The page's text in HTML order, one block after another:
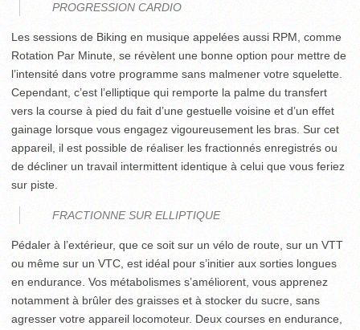
PROGRESSION CARDIO
Les sessions de Biking en musique appelées aussi RPM, comme
Rotation Par Minute, se révèlent une bonne option pour mettre de
l’intensité dans votre programme sans malmener votre squelette.
Cependant, c’est l’elliptique qui remporte la palme du transfert
vers la course à pied du fait d’une gestuelle voisine et d’un effet
gainage lorsque vous engagez vigoureusement les bras. Sur cet
appareil, il est possible de réaliser les fractionnés enregistrés ou
de décliner un travail intermittent identique à celui que vous feriez
sur piste.
FRACTIONNE SUR ELLIPTIQUE
Pédaler à l’extérieur, que ce soit sur un vélo de route, sur un VTT
ou même sur un VTC, est idéal pour s’initier aux sorties longues
en endurance. Vos métabolismes s’améliorent, vous apprenez
notamment à brûler des graisses et à stocker du sucre, sans
agresser votre appareil locomoteur. Deux courses en endurance,